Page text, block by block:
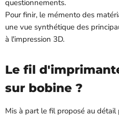
questionnements.
Pour finir, le mémento des
une vue synthétique des
à l'impression 3D.
Le fil
sur bobine ?
Mis à part le fil proposé au